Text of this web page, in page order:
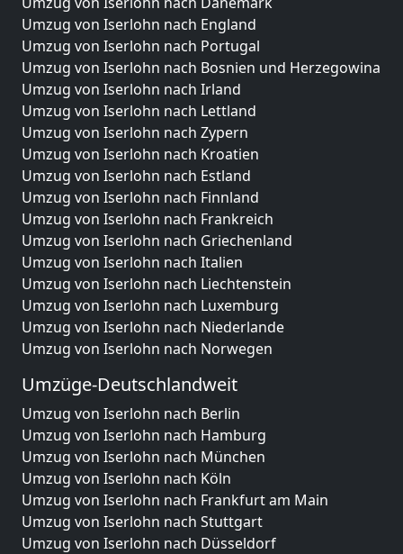
Umzug von Iserlohn nach England
Umzug von Iserlohn nach Portugal
Umzug von Iserlohn nach Bosnien und Herzegowina
Umzug von Iserlohn nach Irland
Umzug von Iserlohn nach Lettland
Umzug von Iserlohn nach Zypern
Umzug von Iserlohn nach Kroatien
Umzug von Iserlohn nach Estland
Umzug von Iserlohn nach Finnland
Umzug von Iserlohn nach Frankreich
Umzug von Iserlohn nach Griechenland
Umzug von Iserlohn nach Italien
Umzug von Iserlohn nach Liechtenstein
Umzug von Iserlohn nach Luxemburg
Umzug von Iserlohn nach Niederlande
Umzug von Iserlohn nach Norwegen
Umzüge-Deutschlandweit
Umzug von Iserlohn nach Berlin
Umzug von Iserlohn nach Hamburg
Umzug von Iserlohn nach München
Umzug von Iserlohn nach Köln
Umzug von Iserlohn nach Frankfurt am Main
Umzug von Iserlohn nach Stuttgart
Umzug von Iserlohn nach Düsseldorf